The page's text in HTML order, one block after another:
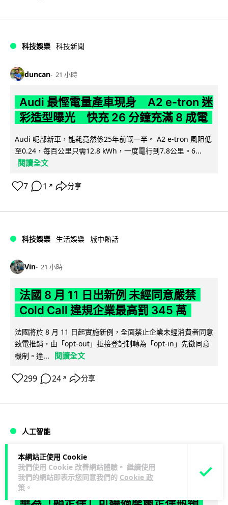
本網站正使用 Cookie
我們使用 Cookie 改善網站體驗。 繼續使用
我們的網站即表示您同意我們的 Cookie 政
策 。
科技娛樂 科技新聞
duncan 21 小時
Audi 最慳電量產車現身 A2 e-tron 迷
彩造型曝光 快充 26 分鐘充滿 8 成電
Audi 呢部新車，能耗竟然係25年前嘅一半。 A2 e-tron 風阻低
至0.24，每百公里只需12.8 kWh，一度電行到7.8公里。6...
閱讀全文
7 1 ↗ 分享
科技娛樂 生活娛樂 城中熱話
Vin 21 小時
法國 8 月 11 日出新例 未經同意嚴禁
Cold Call 違規企業最高罰 345 萬
法國將於 8 月 11 日起實施新例，全面禁止企業未經消費者同意
致電推銷，由「opt-out」拒接登記制轉為「opt-in」先徵同意
機制。違...
閱讀全文
299 24 ↗ 分享
人工智能
Lawton 22 小時
華為科學家警告 NVIDIA 已近物理極限
華為「韜定律」可繞過摩爾定律瓶頸